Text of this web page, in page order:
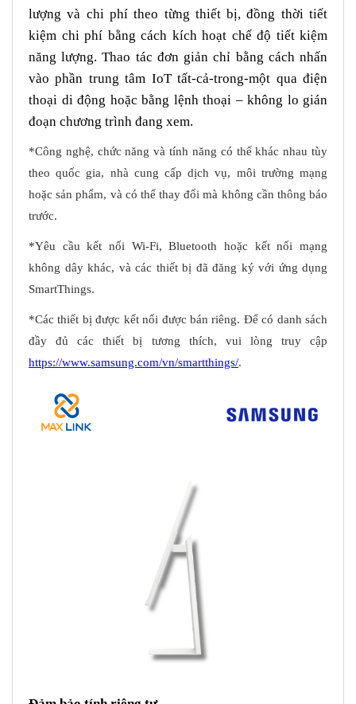
lượng và chi phí theo từng thiết bị, đồng thời tiết
kiệm chi phí bằng cách kích hoạt chế độ tiết kiệm
năng lượng. Thao tác đơn giản chỉ bằng cách nhấn
vào phần trung tâm IoT tất-cả-trong-một qua điện
thoại di động hoặc bằng lệnh thoại – không lo gián
đoạn chương trình đang xem.
*Công nghệ, chức năng và tính năng có thể khác nhau tùy
theo quốc gia, nhà cung cấp dịch vụ, môi trường mạng
hoặc sản phẩm, và có thể thay đổi mà không cần thông báo
trước.
*Yêu cầu kết nối Wi-Fi, Bluetooth hoặc kết nối mạng
không dây khác, và các thiết bị đã đăng ký với ứng dụng
SmartThings.
*Các thiết bị được kết nối được bán riêng. Để có danh sách
đầy đủ các thiết bị tương thích, vui lòng truy cập
https://www.samsung.com/vn/smartthings/.